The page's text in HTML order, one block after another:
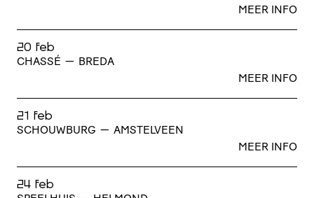
MEER INFO
20 feb
CHASSÉ — BREDA
MEER INFO
21 feb
SCHOUWBURG — AMSTELVEEN
MEER INFO
24 feb